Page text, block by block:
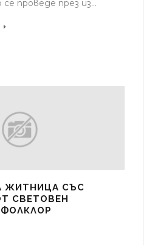
проведе през из...
ЖИТНИЦА СЪС
СВЕТОВЕН